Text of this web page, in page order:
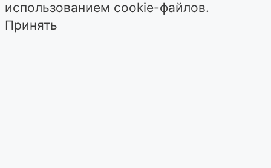
использованием cookie-файлов.
Принять